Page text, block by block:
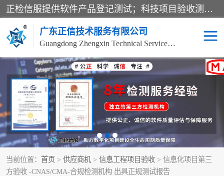
正检信服提供软件产品登记测试；科技项目验收测试；产品确认测试；功能测试；性能测试；安全测试；代码审计测试；漏洞扫描测试；渗透测试；风险评估测试；信息安全等级保护测评；双软认定；实验室建设质量体系建设；软件着作权、软件评测等服务。
广东正信技术服务有限公司
Guangdong Zhengxin Technical Service Co., Ltd
当前位置： 首页 > 供应商机 > 信息工程项目验收 > 信息化项目第三
方验收 -CNAS/CMA-合规检测机构 出具正规测试报告
电子政务验收测评 数字信息化验收测评
应用软件系统测试 信息系统漏洞扫描
科技成果鉴定测试 软件产品登记测试
信息安全风险评估 系统性能效率测试